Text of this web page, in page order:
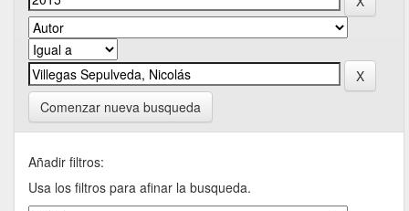
Comenzar nueva busqueda
Añadir filtros:
Usa los filtros para afinar la busqueda.